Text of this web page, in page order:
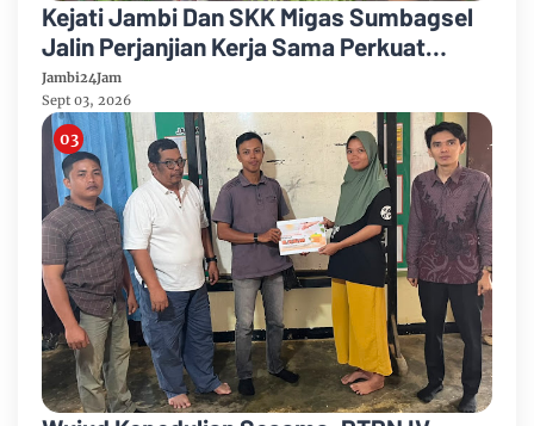
Kejati Jambi Dan SKK Migas Sumbagsel
Jalin Perjanjian Kerja Sama Perkuat
Kepastian Hukum
Jambi24Jam
Sept 03, 2026